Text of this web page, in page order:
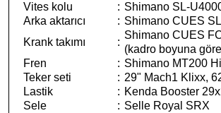
Vites kolu
: Shimano SL-
Arka aktarıcı
: Shimano CUES
Krank takımı
:
Shimano CUES
(kadro boyuna
Fren
: Shimano MT200
Teker seti
: 29" Mach1 Klixx,
Lastik
: Kenda Booster
Sele
: Selle Royal SRX